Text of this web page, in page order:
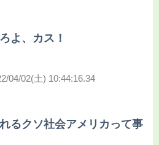
よ、カス！
04/02(土) 10:44:16.34
るクソ社会アメリカって事